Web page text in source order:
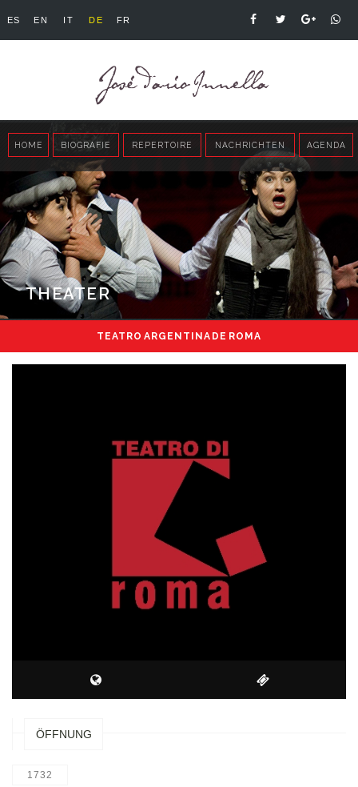
ES EN IT DE FR
HOME BIOGRAFIE REPERTOIRE NACHRICHTEN AGENDA
THEATER
TEATRO ARGENTINA DE ROMA
ÖFFNUNG
1732